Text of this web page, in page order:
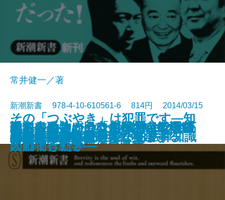
経団連―落日の財界総本山―
「超常現象」を本気で科学する
その「つぶやき」は犯罪です―知
らないとマズいネットの法律知識
―
風通しのいい生き方
働かないオジサンの給料はなぜ高
いのか―人事評価の真実―
だから日本はズレている
「ストーカー」は何を考えている
か
頭の悪い日本語
東大教授
誰も書かなかった自民党―総理の
登竜門「青年局」の研究―
常井健一／著
新潮新書 978-4-10-610561-6 814円 2014/03/15
新書電子書籍あり
4割は打てる！
とまらない
戦犯の孫―「日本人」はいかに裁
かれてきたか―
ヒト、動物に会う―コバヤシ教授
の動物行動学―
日本人のための「集団的自衛権」
入門
資格を取ると貧乏になります
日本版NSCとは何か
仏像鑑賞入門
正義の偽装
心を操る文章術